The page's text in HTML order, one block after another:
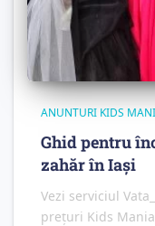
ANUNTURI KIDS
Ghid pentru
zahăr în Iași
Vezi serviciul
prețuri Kids